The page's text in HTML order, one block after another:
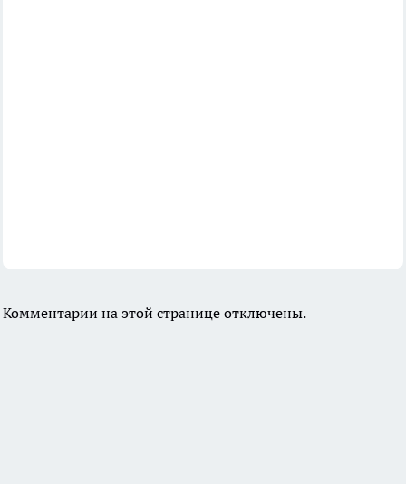
Комментарии на этой странице отключены.